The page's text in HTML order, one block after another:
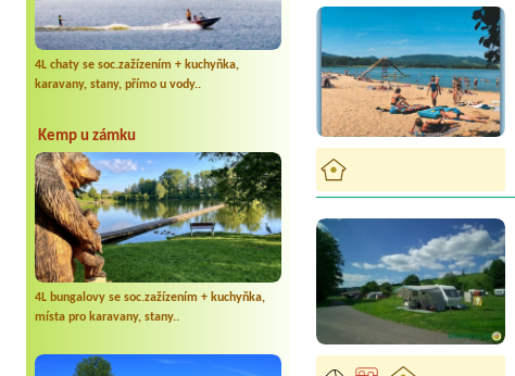
4L chaty se soc.zažízením + kuchyňka,
karavany, stany, přímo u vody..
Kemp u zámku
4L bungalovy se soc.zažízením + kuchyňka,
místa pro karavany, stany..